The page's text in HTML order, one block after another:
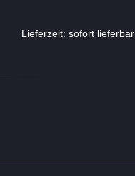
Lieferzeit: sofort lieferbar